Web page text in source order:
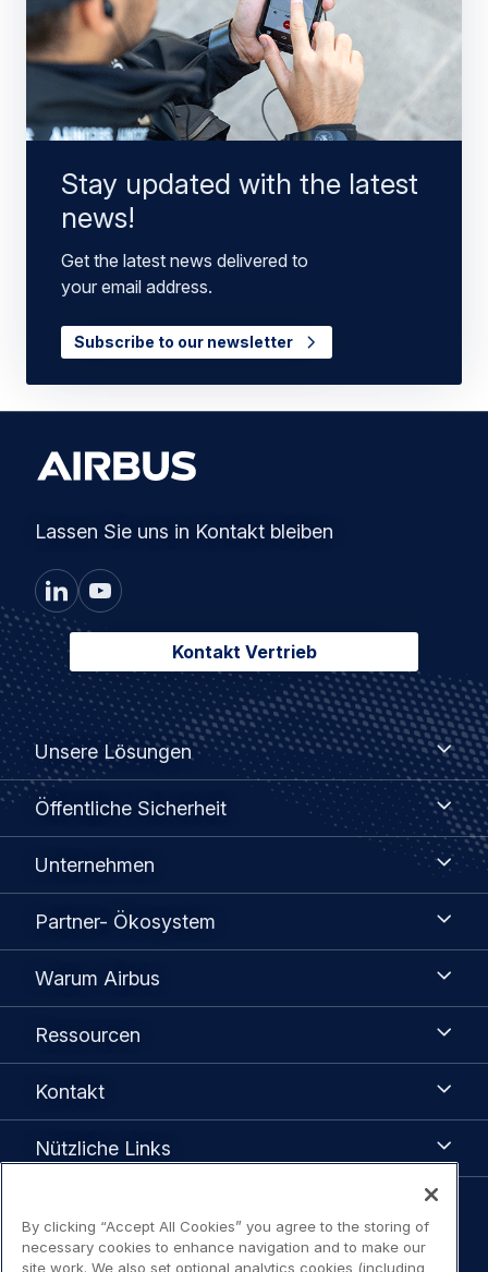
Stay updated with the latest
news!
Get the latest news delivered to
your email address.
Subscribe to our newsletter
Lassen Sie uns in Kontakt bleiben
Kontakt Vertrieb
Footer
menu
Unsere Lösungen
Unsere
Lösungen
Öffentliche Sicherheit
Öffentliche
Sicherheit
Unternehmen
Partner- Ökosystem
Warum Airbus
Ressourcen
Kontakt
Nützliche Links
Links
Legal
navigation
Datenschutzhinweis
By clicking “Accept All Cookies” you agree to the storing of
necessary cookies to enhance navigation and to make our
site work. We also set optional analytics cookies (including